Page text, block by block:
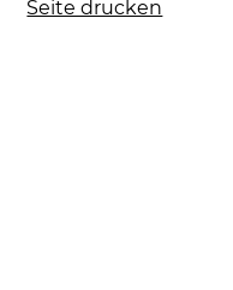
Seite drucken